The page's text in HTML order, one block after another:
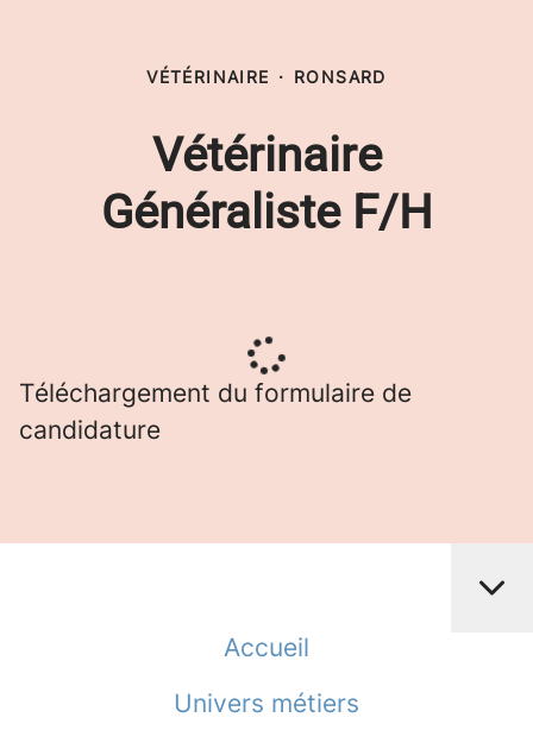
VÉTÉRINAIRE · RONSARD
Vétérinaire
Généraliste F/H
Téléchargement du formulaire de
candidature
Accueil
Univers métiers